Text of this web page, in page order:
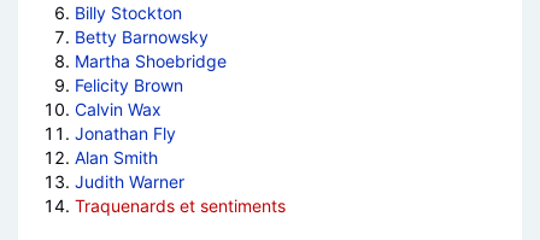
Billy Stockton
Betty Barnowsky
Martha Shoebridge
Felicity Brown
Calvin Wax
Jonathan Fly
Alan Smith
Judith Warner
Traquenards et sentiments